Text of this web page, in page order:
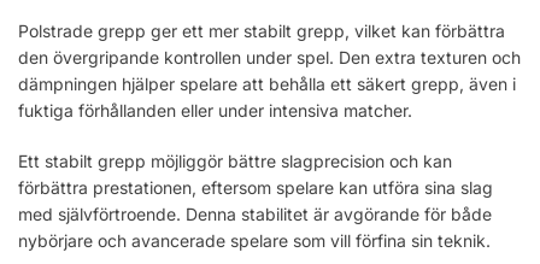
Polstrade grepp ger ett mer stabilt grepp, vilket kan förbättra
den övergripande kontrollen under spel. Den extra texturen och
dämpningen hjälper spelare att behålla ett säkert grepp, även i
fuktiga förhållanden eller under intensiva matcher.
Ett stabilt grepp möjliggör bättre slagprecision och kan
förbättra prestationen, eftersom spelare kan utföra sina slag
med självförtroende. Denna stabilitet är avgörande för både
nybörjare och avancerade spelare som vill förfina sin teknik.